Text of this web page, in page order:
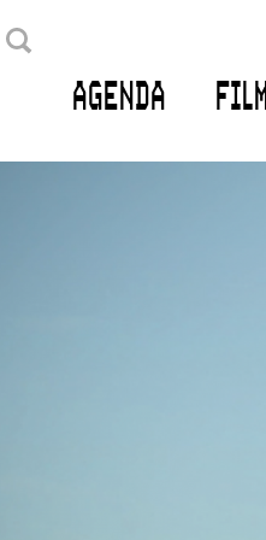
AGENDA FILM
Winkelmandje
JE BEZOEK